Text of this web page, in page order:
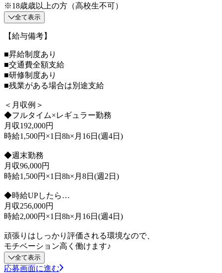
※18歳歳以上の方（高校生不可）
全て表示
【給与備考】
■昇給制度あり
■交通費全額支給
■研修制度あり
■残業がある場合は別途支給
＜月収例＞
◆フルタイム×レギュラー勤務
月収192,000円
時給1,500円×1日8h×月16日(週4日)
◆週末勤務
月収96,000円
時給1,500円×1日8h×月8日(週2日)
◆時給UPしたら…
月収256,000円
時給2,000円×1日8h×月16日(週4日)
頑張りはしっかり評価される環境なので、
モチベーション高く働けます♪
全て表示
応募画面に進む